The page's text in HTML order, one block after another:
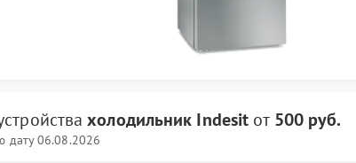
холодильник Indesit от 500 руб.
дату 06.08.2026